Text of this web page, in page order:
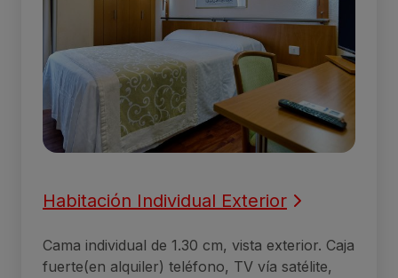
Habitación Individual Exterior
Cama individual de 1.30 cm, vista exterior. Caja
fuerte(en alquiler) teléfono, TV vía satélite,